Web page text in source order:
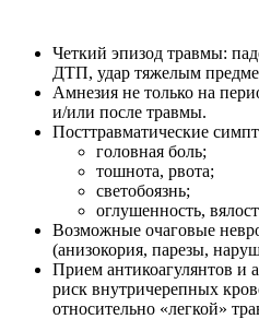
Четкий эпизод травмы:
ДТП, удар тяжелым
Амнезия не только на
и/или после травмы.
Посттравматические
головная боль;
тошнота, рвота;
светобоязнь;
оглушенность,
Возможные очаговые
(анизокория, парезы,
Прием антикоагулянтов и
риск внутричерепных
относительно «легкой»